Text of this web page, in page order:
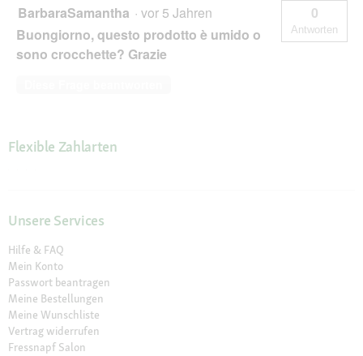
BarbaraSamantha · vor 5 Jahren
Buongiorno, questo prodotto è umido o
sono crocchette? Grazie
0
Antworten
Flexible Zahlarten
Unsere Services
Hilfe & FAQ
Mein Konto
Passwort beantragen
Meine Bestellungen
Meine Wunschliste
Vertrag widerrufen
Fressnapf Salon